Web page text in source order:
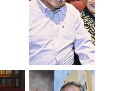
Foto:
Alejandro
Rodríguez